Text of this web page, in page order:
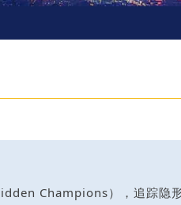
Champions），追踪隐